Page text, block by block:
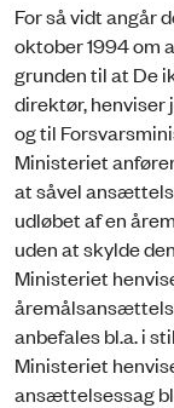
For så vidt angår
oktober 1994 om
grunden til at De
direktør, henviser
og til
Ministeriet
at såvel
udløbet af en
uden at skylde
Ministeriet
anbefales bl.a. i
Ministeriet
ansættelsessag